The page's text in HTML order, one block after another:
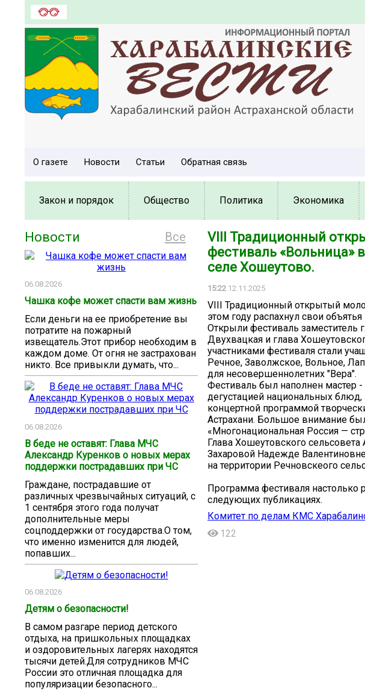
О газете Новости Статьи Обратная связь
Закон и порядок Общество Политика Экономика
Все
Новости
06.08.2026
Чашка кофе может спасти вам жизнь
Если деньги на ее приобретение вы
потратите на пожарный
извещатель.Этот прибор необходим в
каждом доме. От огня не застрахован
никто. Все привыкли думать, что...
06.08.2026
В беде не оставят: Глава МЧС
Александр Куренков о новых мерах
поддержки пострадавших при ЧС
Граждане, пострадавшие от
различных чрезвычайных ситуаций, с
1 сентября этого года получат
дополнительные меры
соцподдержки от государства.О том,
что именно изменится для людей,
попавших...
06.08.2026
Детям о безопасности!
В самом разгаре период детского
отдыха, на пришкольных площадках
и оздоровительных лагерях находятся
тысячи детей.Для сотрудников МЧС
России это отличная площадка для
популяризации безопасного...
VIII Традиционный
фестиваль «Вольница»
селе Хошеутово.
15:22 12.11.2025
VIII Традиционный открытый
этом году распахнул свои
Открыли фестиваль заместитель
Двухвацкая и глава
участниками фестиваля стали
Речное, Заволжское, Вольное,
для несовершеннолетних "Вера".
Фестиваль был наполнен мастер
дегустацией национальных
концертной программой
Астрахани. Большое внимание
«Многонациональная Россия —
Глава Хошеутовского
Захаровой Надежде
на территории Речновскеого
Программа фестиваля настолько
следующих публикациях.
Комитет по делам КМС
122